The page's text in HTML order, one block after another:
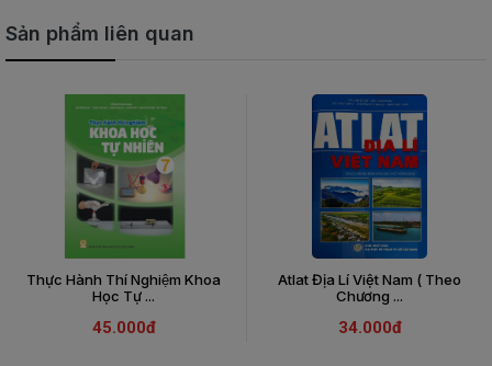
Sản phẩm liên quan
Thực Hành Thí Nghiệm Khoa
Học Tự ...
45.000đ
Atlat Địa Lí Việt Nam ( Theo
Chương ...
34.000đ